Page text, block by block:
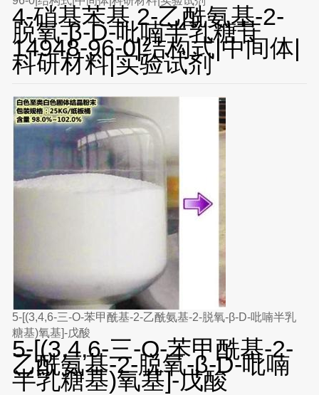
4-硝基苯基 2-乙酰氨基-2-
脱氧-β-D-吡喃半乳糖苷
14948-96-0|结构式|中间体|
科研材料|实验试剂
5-[(3,4,6-三-O-苯甲酰基-2-乙酰氨基-2-脱氧-β-D-吡喃半乳
糖基)氧基]-戊酸
5-[(3,4,6-三-O-苯甲酰基-2-
乙酰氨基-2-脱氧-β-D-吡喃
半乳糖基)氧基]-戊酸